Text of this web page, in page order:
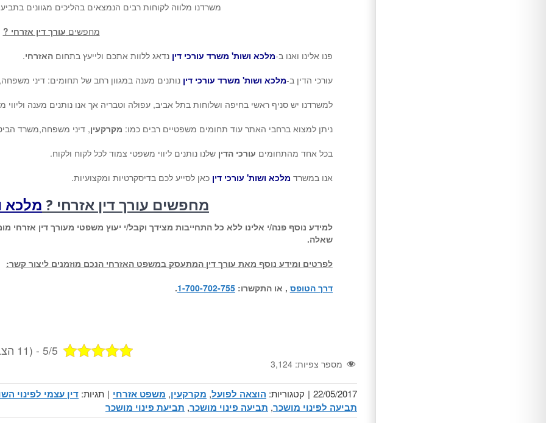
משרדנו מלווה לקוחות רבים הנמצאים בהליכים מגוונים
מחפשים עורך דין אזרחי ?
פנו אלינו ואנו ב-מלכא ושות' משרד עורכי דין נדאג ללוות אתכם ולייעץ בתחוםהאזרחי.
עורכי הדין ב-מלכא ושות' משרד עורכי דין נותנים מענה במגוון רחב של תחומים: דיני
למשרדנו יש סניף ראשי בחיפה ושלוחות בתל אביב, עפולה וטבריה אך אנו נותנים מענה
ניתן למצוא ברחבי האתר עוד תחומים משפטיים רבים כמו: מקרקעין, דיני משפחה,משרד
בכל אחד מהתחומים עורכי הדין שלנו נותנים ליווי משפטי צמוד לכל לקוח ולקוח.
אנו במשרד מלכא ושות' עורכי דין כאן לסייע לכם בדיסקרטיות ומקצועיות.
מחפשים עורך דין אזרחי ? מלכא
למידע נוסף פנה/י אלינו ללא כל התחייבות מצידך וקבל/י יעוץ משפטי מעורך דין
שאלה.
לפרטים ומידע נוסף מאת עורך דין המתעסק במשפט האזרחי הנכם מוזמנים ליצור קשר:
דרך הטופס , או התקשרו:1-700-702-755
.
5/5 - (11 הצבעות)
מספר צפיות: 3,124
22/05/2017
| קטגוריות: הוצאה לפועל, מקרקעין, משפט אזרחי | תגיות: דין עצמי לפינוי
תביעה לפינוי מושכר, תביעה פינוי מושכר, תביעת פינוי מושכר